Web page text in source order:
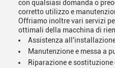
con qualsiasi domanda o
corretto utilizzo e
Offriamo inoltre vari servizi
ottimali della macchina di
Assistenza
Manutenzione e messa a
Riparazione e